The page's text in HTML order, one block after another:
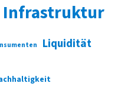
Infrastruktur
Liquidität